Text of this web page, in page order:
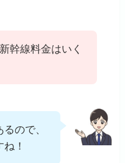
幹線料金はいく
ので、
！